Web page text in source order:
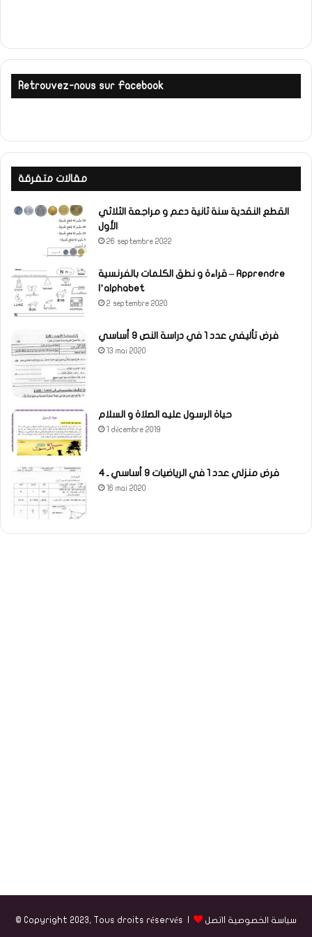
Retrouvez-nous sur Facebook
مقالات متفرقة
القطع النقدية سنة ثانية دعم و مراجعة الثلاثي
الأول
26 septembre 2022
قراءة و نطق الكلمات بالفرنسية – Apprendre
l’alphabet
2 septembre 2020
فرض تأليفي عدد 1 في دراسة النص 9 أساسي
13 mai 2020
حياة الرسول عليه الصلاة و السلام
1 décembre 2019
فرض منزلي عدد 1 في الرياضيات 9 أساسي ـ 4
16 mai 2020
© Copyright 2023, Tous droits réservés | سياسة الخصوصية اتصل